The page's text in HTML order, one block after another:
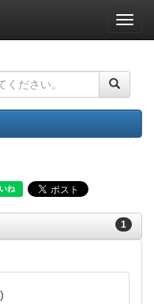
ナ
ビ
ー
ョ
ン
1